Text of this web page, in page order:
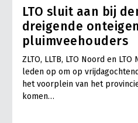
LTO sluit aan bij
dreigende
pluimveehouders
ZLTO, LLTB, LTO Noord en
leden op om op
het voorplein van het
komen…